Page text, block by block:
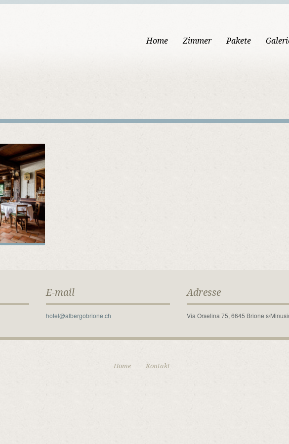
Home Zimmer Pakete
E-mail
hotel@albergobrione.ch
Adresse
Via Orselina 75, 6645 Brione s/
Home Kontakt